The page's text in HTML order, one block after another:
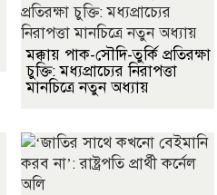
মক্কায় পাক-সৌদি-তুর্কি প্রতিরক্ষা
চুক্তি: মধ্যপ্রাচ্যের নিরাপত্তা
মানচিত্রে নতুন অধ্যায়